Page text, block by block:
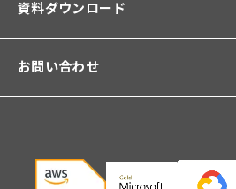
資料ダウンロード
お問い合わせ